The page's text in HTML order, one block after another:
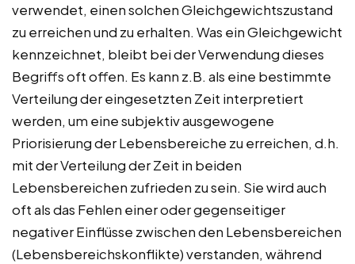
verwendet, einen solchen Gleichgewichtszustand
zu erreichen und zu erhalten. Was ein Gleichgewicht
kennzeichnet, bleibt bei der Verwendung dieses
Begriffs oft offen. Es kann z.B. als eine bestimmte
Verteilung der eingesetzten Zeit interpretiert
werden, um eine subjektiv ausgewogene
Priorisierung der Lebensbereiche zu erreichen, d.h.
mit der Verteilung der Zeit in beiden
Lebensbereichen zufrieden zu sein. Sie wird auch
oft als das Fehlen einer oder gegenseitiger
negativer Einflüsse zwischen den Lebensbereichen
(Lebensbereichskonflikte) verstanden, während